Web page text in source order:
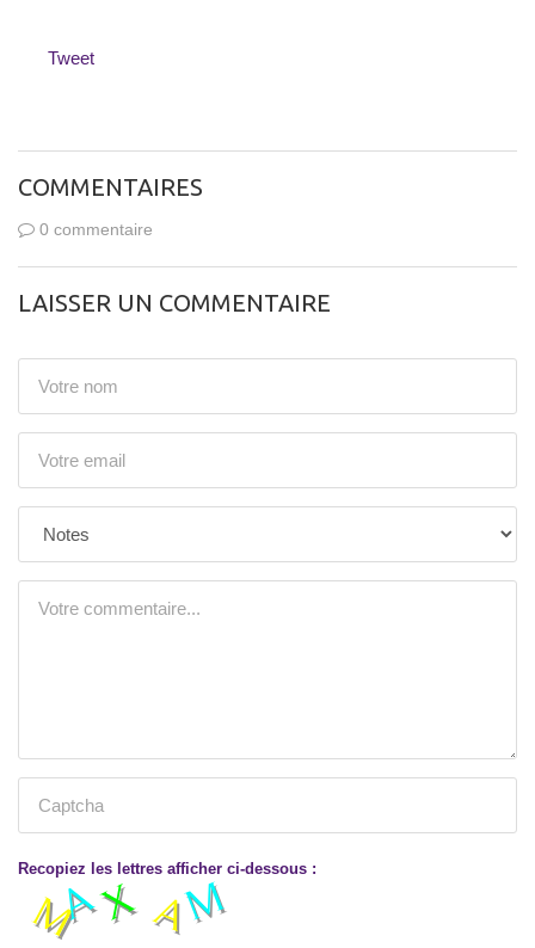
Tweet
COMMENTAIRES
0 commentaire
LAISSER UN COMMENTAIRE
Recopiez les lettres afficher ci-dessous :